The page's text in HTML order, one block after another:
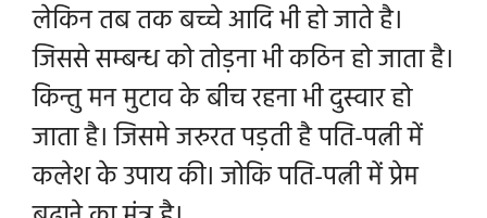
लेकिन तब तक बच्चे आदि भी हो जाते है।
जिससे सम्बन्ध को तोड़ना भी कठिन हो जाता है।
किन्तु मन मुटाव के बीच रहना भी दुस्वार हो
जाता है। जिसमे जरुरत पड़ती है पति-पत्नी में
कलेश के उपाय की। जोकिपति-पत्नी में प्रेम